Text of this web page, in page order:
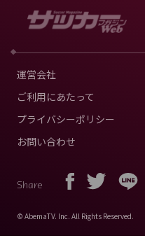
運営会社
ご利用にあたって
プライバシーポリシー
お問い合わせ
Share
© AbemaTV. Inc. All Rights Reserved.